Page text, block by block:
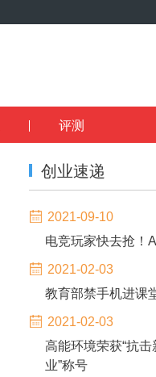
评测
创业速递
2021-09-10
电竞玩家快去抢！
2021-02-03
教育部禁手机进课
2021-02-03
高能环境荣获“抗
业”称号